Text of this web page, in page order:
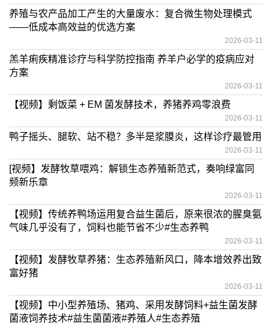
养殖与农产品加工产生的大量废水：复合微生物处理模式
——低成本高效益的优选方案
2026-03-11
羔羊痢疾精准诊疗与科学防控指南 养羊户必学的疫病应对
方案
2026-03-11
【视频】剩饭菜 + EM 菌发酵技术，养猪养鸡零浪费
2026-03-11
鸭子摇头、腿软、站不稳？多半是浆膜炎，这样诊疗最管用
2026-03-11
[视频】发酵牧草喂鸡：解锁生态养殖新范式，奏响绿富同
频新乐章
2026-03-11
【视频】传统养鸭场运用复合益生菌后，原来很浓的腥臭氨
气味几乎没有了，饲料也能节省不少#生态养鸭
2026-03-11
【视频】发酵牧草养猪：生态养殖新风口，降本增效养出致
富好猪
2026-03-11
【视频】中小型养殖场、猪鸡、采用发酵饲料+益生菌发酵
菌液饲养技术#益生菌菌液#养殖人#生态养殖